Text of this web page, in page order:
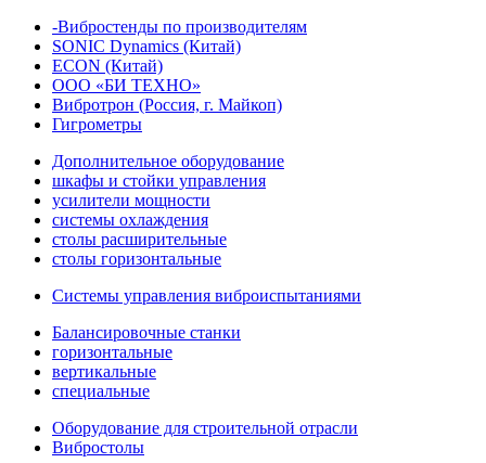
-Вибростенды по производителям
SONIC Dynamics (Китай)
ECON (Китай)
ООО «БИ ТЕХНО»
Вибротрон (Россия, г. Майкоп)
Гигрометры
Дополнительное оборудование
шкафы и стойки управления
усилители мощности
системы охлаждения
столы расширительные
столы горизонтальные
Системы управления виброиспытаниями
Балансировочные станки
горизонтальные
вертикальные
специальные
Оборудование для строительной отрасли
Вибростолы